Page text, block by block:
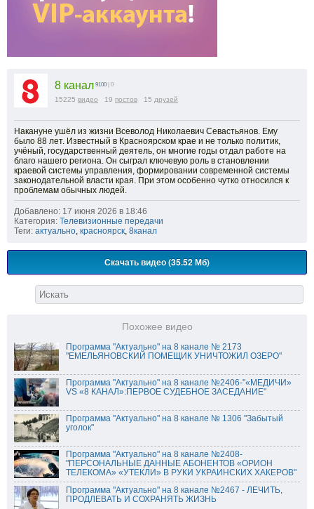
8 канал 9100 | 0
15225 видео 19 постов 15 друзей
Накануне ушёл из жизни Всеволод Николаевич Севастьянов. Ему
было 88 лет. Известный в Красноярском крае и не только политик,
учёный, государственный деятель, он многие годы отдал работе на
благо нашего региона. Он сыграл ключевую роль в становлении
краевой системы управления, формировании современной системы
законодательной власти края. При этом особенно чутко относился к
проблемам обычных людей.
Добавлено: 17 июня 2026 в 18:46
Категория: Телевизионные передачи
Теги: актуально, красноярск, 8канал
Скачать видео (35.52 Мб)
Похожее видео
Программа "Актуально" на 8 канале № 2173
"ЕМЕЛЬЯНОВСКИЙ ПОМЕЩИК УНИЧТОЖИЛ ОЗЕРО"
Программа "Актуально" на 8 канале №2406-"«МЕДИЧИ»
VS «8 КАНАЛ»:ПЕРВОЕ СУДЕБНОЕ ЗАСЕДАНИЕ"
Программа "Актуально" на 8 канале № 1306 "Забытый
уголок"
Программа "Актуально" на 8 канале №2408-
"ПЕРСОНАЛЬНЫЕ ДАННЫЕ АБОНЕНТОВ «ОРИОН
ТЕЛЕКОМА» «УТЕКЛИ» В РУКИ УКРАИНСКИХ ХАКЕРОВ"
Программа "Актуально" на 8 канале №2467 - ЛЕЧИТЬ,
ПРОДЛЕВАТЬ И СОХРАНЯТЬ ЖИЗНЬ